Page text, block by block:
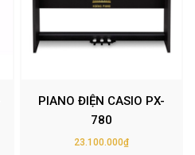
PIANO ĐIỆN CASIO PX-
780
23.100.000₫